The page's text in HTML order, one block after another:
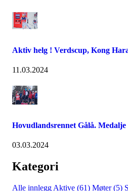
Aktiv helg ! Verdscup, Kong
11.03.2024
Hovudlandsrennet Gålå.
03.03.2024
Kategori
Alle innlegg Aktive (61) Møter (5)